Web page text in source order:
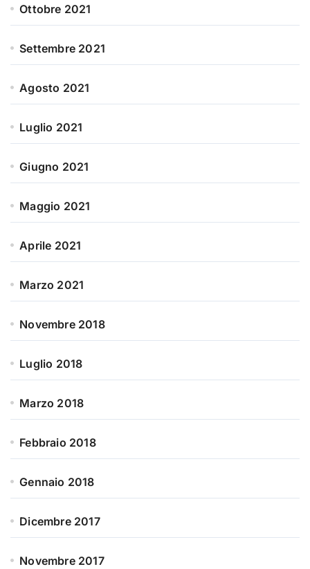
Ottobre 2021
Settembre 2021
Agosto 2021
Luglio 2021
Giugno 2021
Maggio 2021
Aprile 2021
Marzo 2021
Novembre 2018
Luglio 2018
Marzo 2018
Febbraio 2018
Gennaio 2018
Dicembre 2017
Novembre 2017